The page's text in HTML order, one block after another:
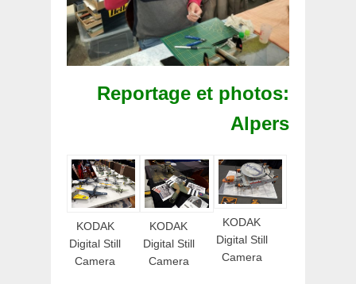
Reportage et photos:
Alpers
KODAK
Digital Still
Camera
KODAK
Digital Still
Camera
KODAK
Digital Still
Camera